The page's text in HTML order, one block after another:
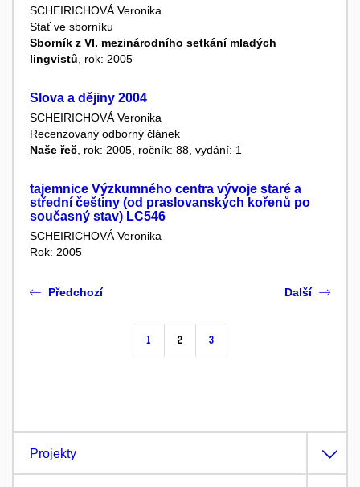
SCHEIRICHOVÁ Veronika
Stať ve sborníku
Sborník z VI. mezinárodního setkání mladých
lingvistů , rok: 2005
Slova a dějiny 2004
SCHEIRICHOVÁ Veronika
Recenzovaný odborný článek
Naše řeč , rok: 2005, ročník: 88, vydání: 1
tajemnice Výzkumného centra vývoje staré a
střední češtiny (od praslovanských kořenů po
současný stav) LC546
SCHEIRICHOVÁ Veronika
Rok: 2005
Předchozí
1 2 3
Další
Projekty